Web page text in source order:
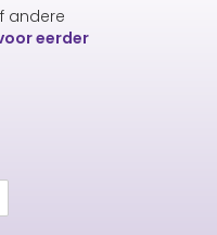
andere
eerder